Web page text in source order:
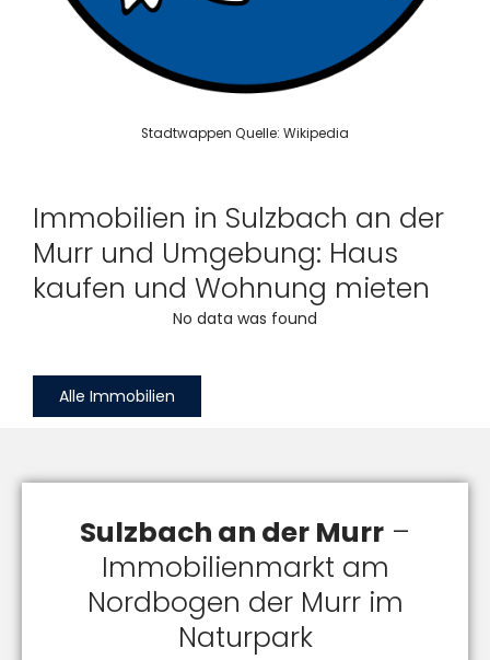
Stadtwappen Quelle: Wikipedia
Immobilien in Sulzbach an der
Murr und Umgebung: Haus
kaufen und Wohnung mieten
No data was found
Alle Immobilien
Sulzbach an der Murr –
Immobilienmarkt am
Nordbogen der Murr im
Naturpark